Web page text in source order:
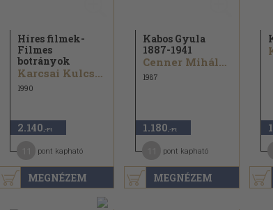
MEGNÉZEM
Híres filmek-
Filmes
botrányok
Karcsai Kulcsár István...
1990
2.140 ,-Ft
pont kapható
MEGNÉZEM
Kabos Gyula
1887-1941
Cenner Mihály...
1987
1.180 ,-Ft
pont kapható